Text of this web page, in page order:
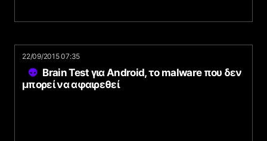
22/09/2015 07:35
Brain Test για Android, το malware που δεν
μπορεί να αφαιρεθεί